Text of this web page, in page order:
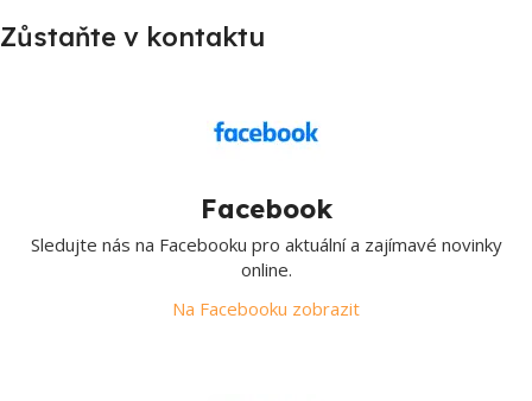
Zůstaňte v kontaktu
Facebook
Sledujte nás na Facebooku pro aktuální a zajímavé novinky
online.
Na Facebooku zobrazit